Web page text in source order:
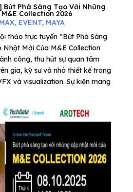
Bứt Phá Sáng Tạo Với Những
Collection 2026
, EVENT, MAYA
thảo trực tuyến “Bứt Phá Sáng
Nhật Mới Của M&E Collection
công, thu hút sự quan tâm
gia, kỹ sư và nhà thiết kế trong
và visualization. Sự kiện mang